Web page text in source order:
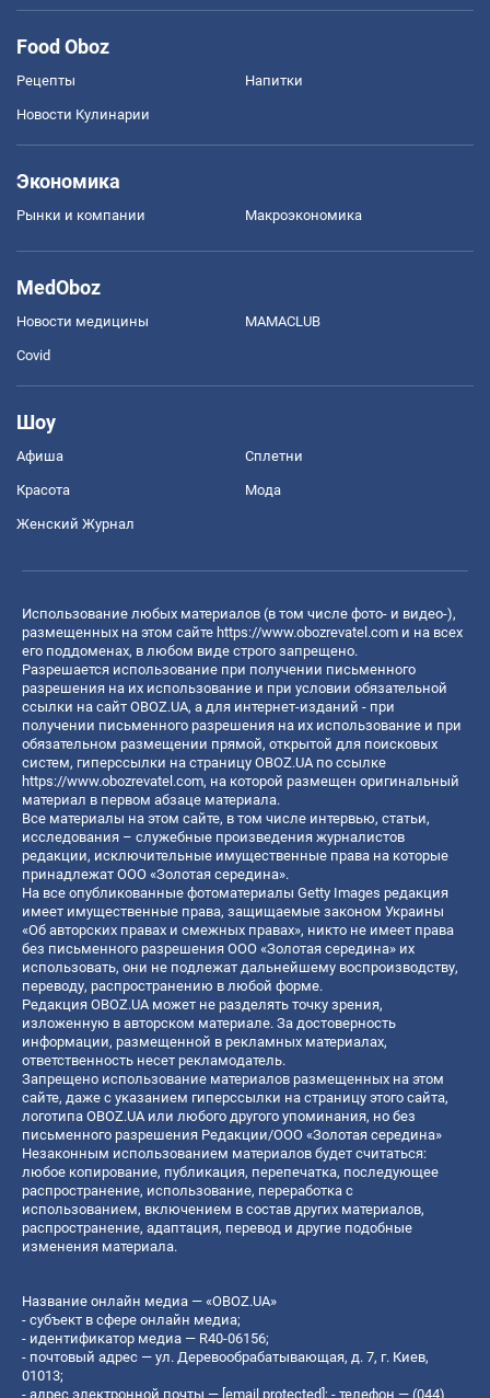
Food Oboz
Рецепты Напитки
Новости Кулинарии
Экономика
Рынки и компании Mакроэкономика
MedOboz
Новости медицины MAMACLUB
Covid
Шоу
Афиша Сплетни
Красота Мода
Женский Журнал
Использование любых материалов (в том числе фото- и видео-),
размещенных на этом сайте https://www.obozrevatel.com и на всех
его поддоменах, в любом виде строго запрещено.
Разрешается использование при получении письменного
разрешения на их использование и при условии обязательной
ссылки на сайт OBOZ.UA, а для интернет-изданий - при
получении письменного разрешения на их использование и при
обязательном размещении прямой, открытой для поисковых
систем, гиперссылки на страницу OBOZ.UA по ссылке
https://www.obozrevatel.com, на которой размещен оригинальный
материал в первом абзаце материала.
Все материалы на этом сайте, в том числе интервью, статьи,
исследования – служебные произведения журналистов
редакции, исключительные имущественные права на которые
принадлежат ООО «Золотая середина».
На все опубликованные фотоматериалы Getty Images редакция
имеет имущественные права, защищаемые законом Украины
«Об авторских правах и смежных правах», никто не имеет права
без письменного разрешения ООО «Золотая середина» их
использовать, они не подлежат дальнейшему воспроизводству,
переводу, распространению в любой форме.
Редакция OBOZ.UA может не разделять точку зрения,
изложенную в авторском материале. За достоверность
информации, размещенной в рекламных материалах,
ответственность несет рекламодатель.
Запрещено использование материалов размещенных на этом
сайте, даже с указанием гиперссылки на страницу этого сайта,
логотипа OBOZ.UA или любого другого упоминания, но без
письменного разрешения Редакции/ООО «Золотая середина»
Незаконным использованием материалов будет считаться:
любое копирование, публикация, перепечатка, последующее
распространение, использование, переработка с
использованием, включением в состав других материалов,
распространение, адаптация, перевод и другие подобные
изменения материала.
Название онлайн медиа — «OBOZ.UA»
- субъект в сфере онлайн медиа;
- идентификатор медиа — R40-06156;
- почтовый адрес — ул. Деревообрабатывающая, д. 7, г. Киев,
01013;
- адрес электронной почты — [email protected]; - телефон — (044)